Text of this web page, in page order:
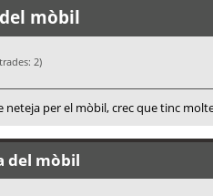
mòbil
2)
neteja per el mòbil, crec que tinc
del mòbil